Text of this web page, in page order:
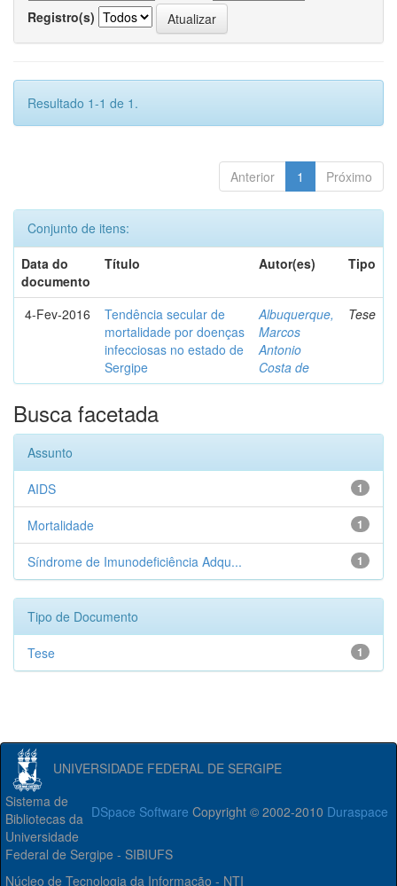
Registro(s)
Resultado 1-1 de 1.
Anterior 1 Próximo
Conjunto de itens:
Data do
documento
Título Autor(es) Tipo
4-Fev-2016
Tendência secular de
mortalidade por doenças
infecciosas no estado de
Sergipe
Albuquerque,
Marcos
Antonio
Costa de
Tese
Busca facetada
Assunto
1
AIDS
1
Mortalidade
1
Síndrome de Imunodeficiência Adqu...
Tipo de Documento
1
Tese
UNIVERSIDADE FEDERAL DE SERGIPE
DSpace Software Copyright © 2002-2010 Duraspace
Sistema de
Bibliotecas da
Universidade
Federal de Sergipe - SIBIUFS
Núcleo de Tecnologia da Informação - NTI